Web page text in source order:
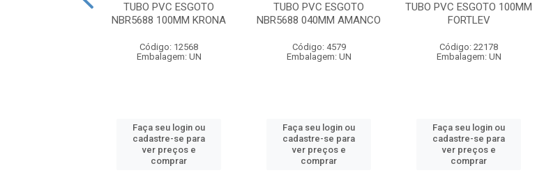
TUBO PVC ESGOTO
NBR5688 100MM KRONA
Código: 12568
Embalagem: UN
Faça seu login ou
cadastre-se para
ver preços e
comprar
TUBO PVC ESGOTO
NBR5688 040MM AMANCO
Código: 4579
Embalagem: UN
Faça seu login ou
cadastre-se para
ver preços e
comprar
TUBO PVC ESGOTO 100MM
FORTLEV
Código: 22178
Embalagem: UN
Faça seu login ou
cadastre-se para
ver preços e
comprar